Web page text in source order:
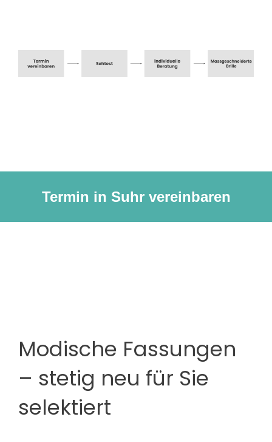
Termin in Suhr vereinbaren
Modische Fassungen
– stetig neu für Sie
selektiert